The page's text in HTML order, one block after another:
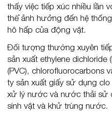
thấy việc tiếp xúc nhiều lần
thể ảnh hưởng đến hệ
hô hấp của động vật.
Đối tượng thường xuyên
sản xuất ethylene dichloride
(PVC), chlorofluorocarbons
ty sản xuất giấy sử dụng
xử lý nước và nước thải sử
sinh vật và khử trùng nước.